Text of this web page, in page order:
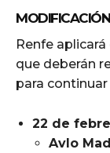
Renfe
que deberán
para
22 de
Avlo